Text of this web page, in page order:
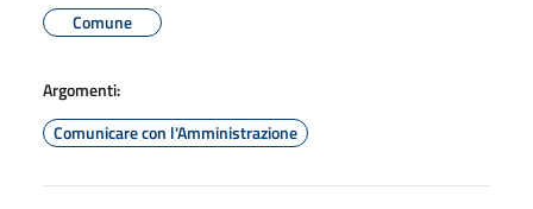
Comune
Argomenti:
Comunicare con l'Amministrazione